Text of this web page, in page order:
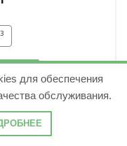
3
для обеспечения
обслуживания.